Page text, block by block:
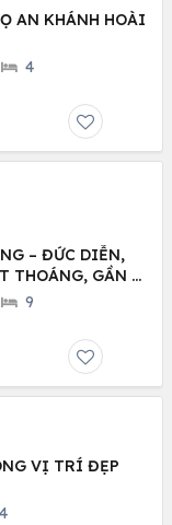
AN KHÁNH HOÀI
4
– ĐỨC DIỄN,
THOÁNG, GẦN Ô
9
VỊ TRÍ ĐẸP
4